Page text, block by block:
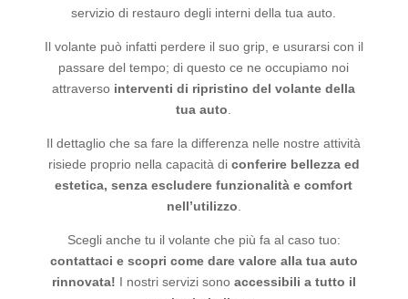
servizio di restauro degli interni della tua auto.
Il volante può infatti perdere il suo grip, e usurarsi con il
passare del tempo; di questo ce ne occupiamo noi
attraverso interventi di ripristino del volante della
tua auto
Il dettaglio che sa fare la differenza nelle nostre attività
risiede proprio nella capacità di conferire bellezza ed
estetica, senza escludere funzionalità e comfort
nell’utilizzo
Scegli anche tu il volante che più fa al caso tuo:
contattaci e scopri come dare valore alla tua auto
rinnovata! I nostri servizi sono accessibili a tutto il